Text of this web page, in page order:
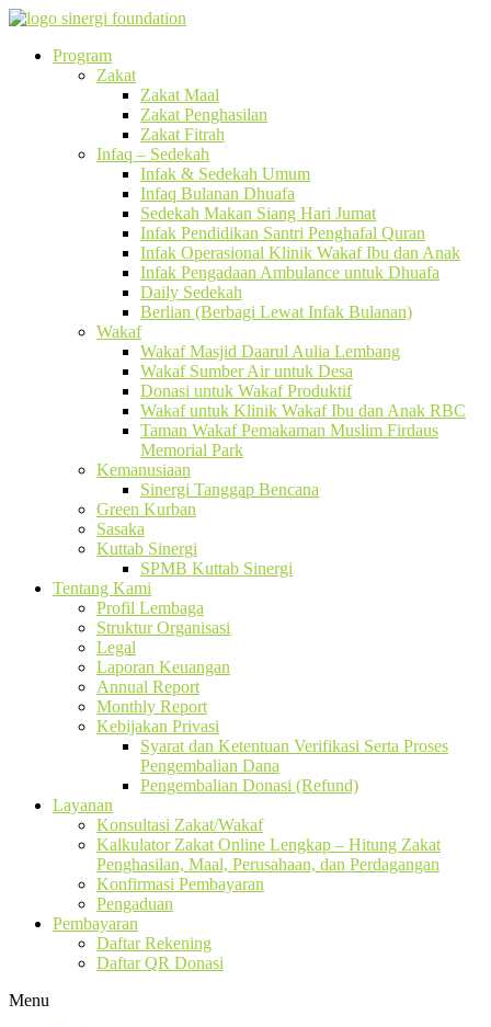
Program
Zakat
Zakat Maal
Zakat Penghasilan
Zakat Fitrah
Infaq – Sedekah
Infak & Sedekah Umum
Infaq Bulanan Dhuafa
Sedekah Makan Siang Hari Jumat
Infak Pendidikan Santri Penghafal Quran
Infak Operasional Klinik Wakaf Ibu dan Anak
Infak Pengadaan Ambulance untuk Dhuafa
Daily Sedekah
Berlian (Berbagi Lewat Infak Bulanan)
Wakaf
Wakaf Masjid Daarul Aulia Lembang
Wakaf Sumber Air untuk Desa
Donasi untuk Wakaf Produktif
Wakaf untuk Klinik Wakaf Ibu dan Anak RBC
Taman Wakaf Pemakaman Muslim Firdaus
Memorial Park
Kemanusiaan
Sinergi Tanggap Bencana
Green Kurban
Sasaka
Kuttab Sinergi
SPMB Kuttab Sinergi
Tentang Kami
Profil Lembaga
Struktur Organisasi
Legal
Laporan Keuangan
Annual Report
Monthly Report
Kebijakan Privasi
Syarat dan Ketentuan Verifikasi Serta Proses
Pengembalian Dana
Pengembalian Donasi (Refund)
Layanan
Konsultasi Zakat/Wakaf
Kalkulator Zakat Online Lengkap – Hitung Zakat
Penghasilan, Maal, Perusahaan, dan Perdagangan
Konfirmasi Pembayaran
Pengaduan
Pembayaran
Daftar Rekening
Daftar QR Donasi
Menu